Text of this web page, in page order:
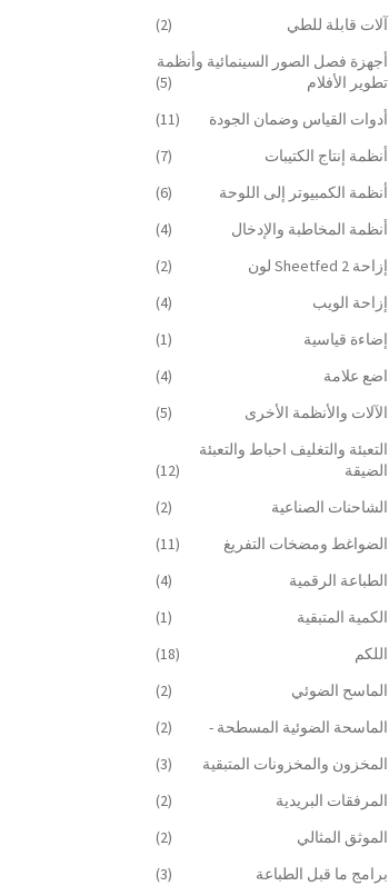
آلات قابلة للطي
(2)
أجهزة فصل الصور السينمائية وأنظمة
تطوير الأفلام
(5)
أدوات القياس وضمان الجودة
(11)
أنظمة إنتاج الكتيبات
(7)
أنظمة الكمبيوتر إلى اللوحة
(6)
أنظمة المخاطبة والإدخال
(4)
إزاحة Sheetfed 2 لون
(2)
إزاحة الويب
(4)
إضاءة قياسية
(1)
اضع علامة
(4)
الآلات والأنظمة الأخرى
(5)
التعبئة والتغليف احباط والتعبئة
الضيقة
(12)
الشاحنات الصناعية
(2)
الضواغط ومضخات التفريغ
(11)
الطباعة الرقمية
(4)
الكمية المتبقية
(1)
اللكم
(18)
الماسح الضوئي
(2)
الماسحة الضوئية المسطحة -
(2)
المخزون والمخزونات المتبقية
(3)
المرفقات البريدية
(2)
الموثق المثالي
(2)
برامج ما قبل الطباعة
(3)